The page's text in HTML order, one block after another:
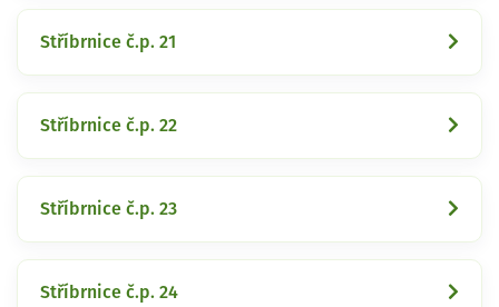
Stříbrnice č.p. 21
Stříbrnice č.p. 22
Stříbrnice č.p. 23
Stříbrnice č.p. 24